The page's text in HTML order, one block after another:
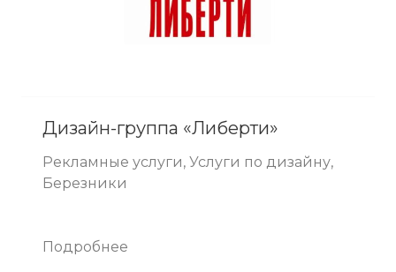
Дизайн-группа «Либерти»
Рекламные услуги, Услуги по дизайну,
Березники
Подробнее